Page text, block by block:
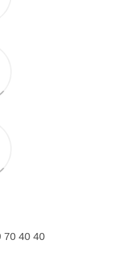
70 40 40